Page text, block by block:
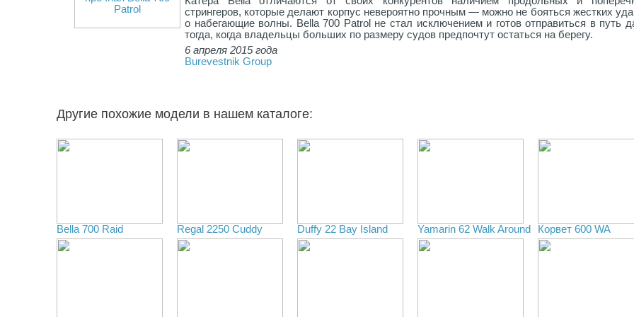
стрингеров, которые делают корпус невероятно прочным — можно не бояться жестких
о набегающие волны. Bella 700 Patrol не стал исключением и готов отправиться в путь
тогда, когда владельцы больших по размеру судов предпочтут остаться на берегу.
6 апреля 2015 года
Burevestnik Group
Другие похожие модели в нашем каталоге:
Bella 700 Raid Regal 2250 Cuddy Duffy 22 Bay Island Yamarin 62 Walk Around Корвет 600 WA